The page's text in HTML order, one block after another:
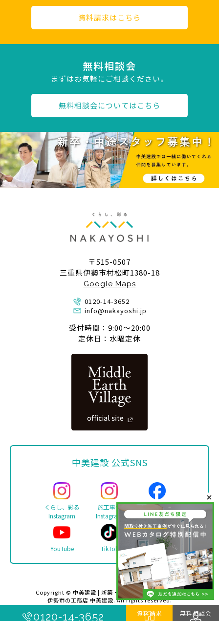
0120-14-3652 資料請求 無料相談会
資料請求はこちら
無料相談会
まずはお気軽にご相談ください。
無料相談会についてはこちら
〒515-0507
三重県伊勢市村松町1380-18
Google Maps
0120-14-3652
info@nakayoshi.jp
受付時間：9:00〜20:00
定休日：水曜定休
中美建設 公式SNS
くらし、彩る
Instagram
施工事例
Instagram
Facebook
YouTube TikTok
Copyright © 中美建設 | 新築・リフォーム・注文住宅は
伊勢市の工務店 中美建設. All rights reserved.